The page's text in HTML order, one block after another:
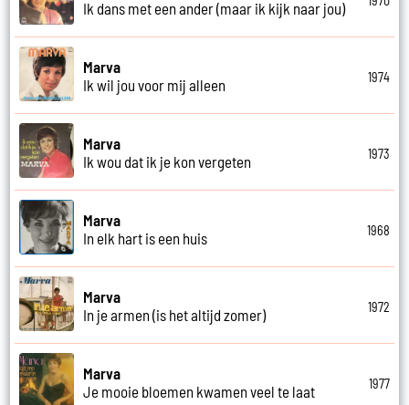
Ik dans met een ander (maar ik kijk naar jou)
Marva
Ik wil jou voor mij alleen
1974
Marva
Ik wou dat ik je kon vergeten
1973
Marva
In elk hart is een huis
1968
Marva
In je armen (is het altijd zomer)
1972
Marva
Je mooie bloemen kwamen veel te laat
1977